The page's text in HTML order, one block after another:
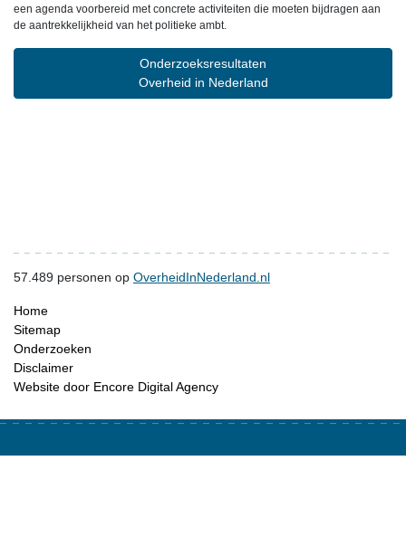
een agenda voorbereid met concrete activiteiten die moeten bijdragen aan
de aantrekkelijkheid van het politieke ambt.
Onderzoeksresultaten
Overheid in Nederland
57.489 personen op OverheidInNederland.nl
Home
Sitemap
Onderzoeken
Disclaimer
Website door Encore Digital Agency